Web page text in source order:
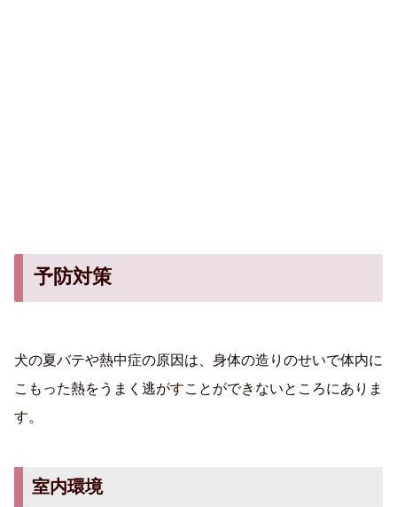
予防対策
犬の夏バテや熱中症の原因は、身体の造りのせいで体内に
こもった熱をうまく逃がすことができないところにありま
す。
室内環境